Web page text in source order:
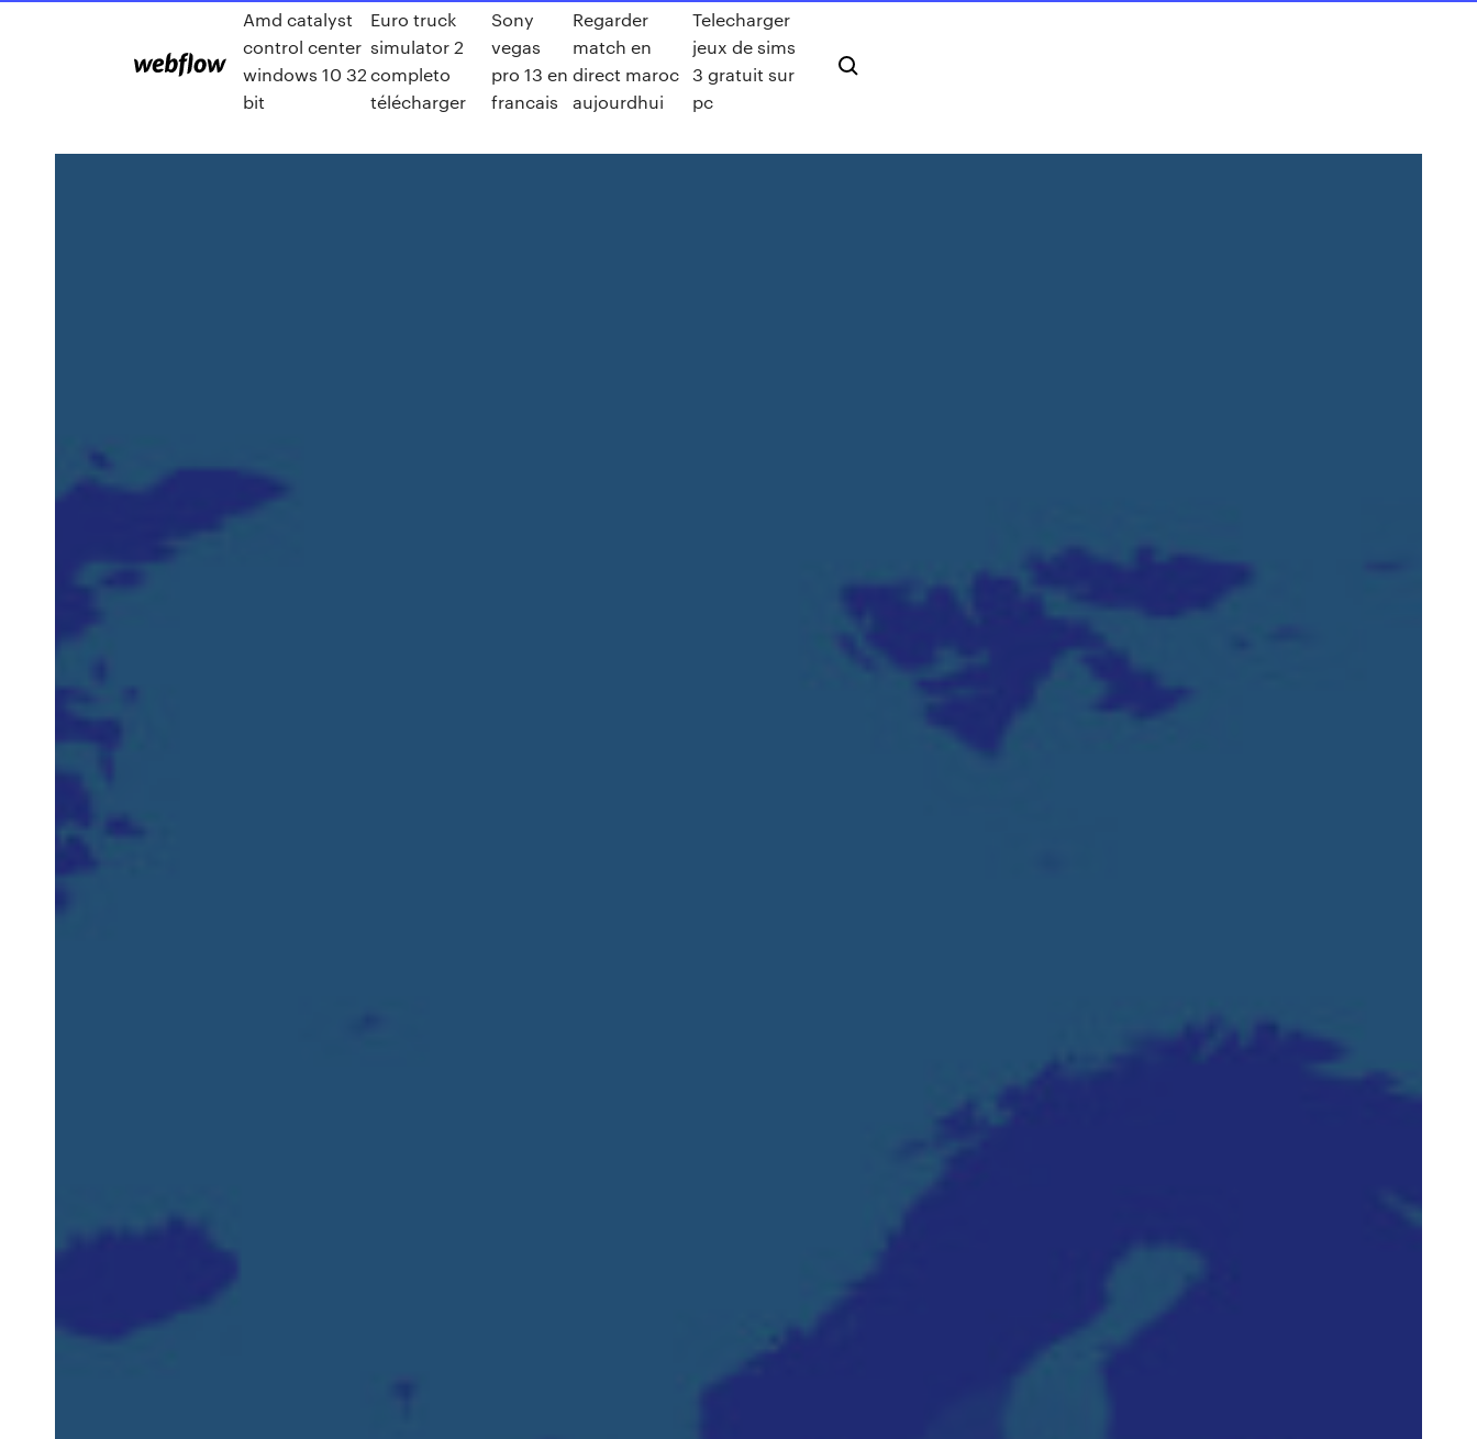
Amd catalyst
control center
windows 10 32
bit
Euro truck
simulator 2
completo
télécharger
Sony
vegas
pro 13 en
francais
Regarder
match en
direct maroc
aujourdhui
Telecharger
jeux de sims
3 gratuit sur
pc